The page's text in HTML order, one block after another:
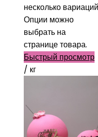
несколько
Опции можно
выбрать на
странице товара.
Быстрый просмотр
/ кг